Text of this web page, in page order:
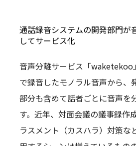
通話録音システムの開発部門が
してサービス化
音声分離サービス「waketekoo
で録音したモノラル音声から、
部分も含めて話者ごとに音声を
す。近年、対面会議の議事録作
ラスメント（カスハラ）対策な